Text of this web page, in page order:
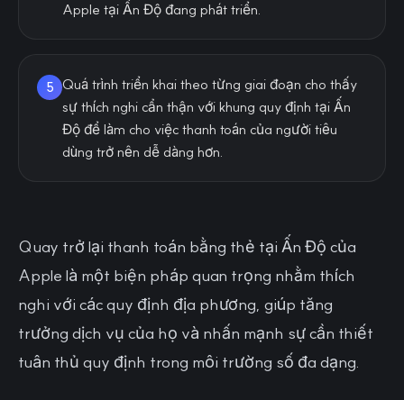
Apple tại Ấn Độ đang phát triển.
5
Quá trình triển khai theo từng giai đoạn cho thấy
sự thích nghi cẩn thận với khung quy định tại Ấn
Độ để làm cho việc thanh toán của người tiêu
dùng trở nên dễ dàng hơn.
Quay trở lại thanh toán bằng thẻ tại Ấn Độ của
Apple là một biện pháp quan trọng nhằm thích
nghi với các quy định địa phương, giúp tăng
trưởng dịch vụ của họ và nhấn mạnh sự cần thiết
tuân thủ quy định trong môi trường số đa dạng.